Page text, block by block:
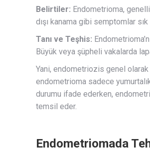
Belirtiler: Endometrioma,
dışı kanama gibi semptomlar sık
Tanı ve Teşhis:
Büyük veya şüpheli vakalarda
Yani, endometriozis genel olarak
endometrioma sadece
durumu ifade ederken,
temsil eder.
Endometriomada